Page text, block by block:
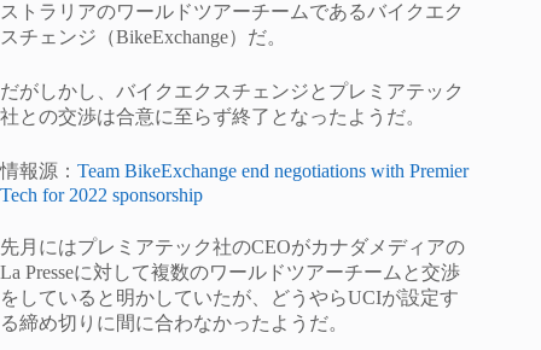
ストラリアのワールドツアーチームであるバイクエク
スチェンジ（BikeExchange）だ。
だがしかし、バイクエクスチェンジとプレミアテック
社との交渉は合意に至らず終了となったようだ。
情報源： Team BikeExchange end negotiations with Premier
Tech for 2022 sponsorship
先月にはプレミアテック社のCEOがカナダメディアの
La Presseに対して複数のワールドツアーチームと交渉
をしていると明かしていたが、どうやらUCIが設定す
る締め切りに間に合わなかったようだ。